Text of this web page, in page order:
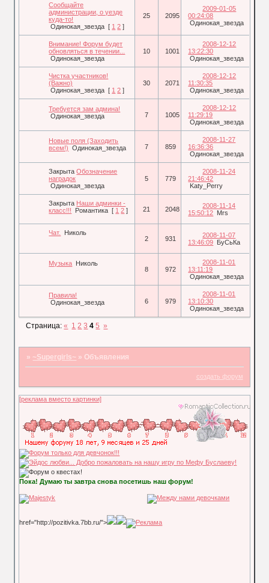
Сообщайте
администрации, о уезде
куда-то!
Одинокая_звезда [ 1 2 ]
25 2095
2009-01-05
00:24:08
Одинокая_звезда
Внимание! Форум будет
обновляться в течении...
Одинокая_звезда
10 1001
2008-12-12
13:22:30
Одинокая_звезда
Чистка участников!
(Важно)
Одинокая_звезда [ 1 2 ]
30 2071
2008-12-12
11:30:35
Одинокая_звезда
Требуется зам админа!
Одинокая_звезда
7 1005
2008-12-12
11:29:19
Одинокая_звезда
Новые поля (Заходить
всем!)
Одинокая_звезда 7 859
2008-11-27
16:36:36
Одинокая_звезда
ЗакрытаОбозначение
наградок
Одинокая_звезда
5 779
2008-11-24
21:46:42
Katy_Perry
Закрыта Наши админки -
класс!!!
Романтика [ 1 2 ] 21 2048
2008-11-14
15:50:12 Mrs
Чат.
Николь
2
931
2008-11-07
13:46:09 БуСьКа
Музыка Николь
8
972
2008-11-01
13:11:19
Одинокая_звезда
Правила!
Одинокая_звезда
6 979
2008-11-01
13:10:30
Одинокая_звезда
Страница:« 1 2 3 4 5 »
» ~Supergirls~ » Объявления
создать форум
[реклама вместо картинки]
Пока! Думаю ты завтра снова посетишь наш форум!
href="http://pozitivka.7bb.ru/">